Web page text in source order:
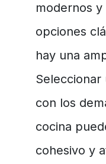
modernos y
opciones
hay una
Seleccionar
con los
cocina
cohesivo y